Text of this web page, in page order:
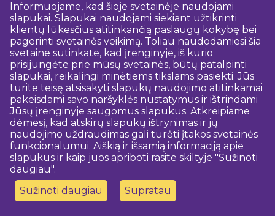
Informuojame, kad šioje svetainėje naudojami
slapukai. Slapukai naudojami siekiant užtikrinti
klientų lūkesčius atitinkančią paslaugų kokybę bei
pagerinti svetainės veikimą. Toliau naudodamiesi šia
svetaine sutinkate, kad įrenginyje, iš kurio
prisijungėte prie mūsų svetainės, būtų patalpinti
slapukai, reikalingi minėtiems tikslams pasiekti. Jūs
turite teisę atsisakyti slapukų naudojimo atitinkamai
pakeisdami savo naršyklės nustatymus ir ištrindami
Jūsų įrenginyje saugomus slapukus. Atkreipiame
dėmesį, kad atskirų slapukų ištrynimas ir jų
naudojimo uždraudimas gali turėti įtakos svetainės
funkcionalumui. Aiškią ir išsamią informaciją apie
slapukus ir kaip juos apriboti rasite skiltyje "Sužinoti
daugiau".
Sužinoti daugiau
Supratau